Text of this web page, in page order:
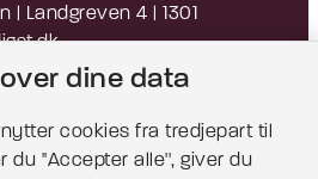
Landgreven 4 | 1301
CVR: 34051178
dine data
cookies fra tredjepart til
du ''Accepter alle'', giver du